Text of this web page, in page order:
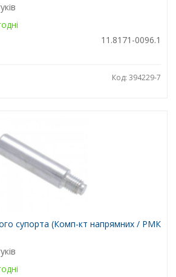
11.8171-0096.1
Код: 394229-7
супорта (Комп-кт напрямних / РМК